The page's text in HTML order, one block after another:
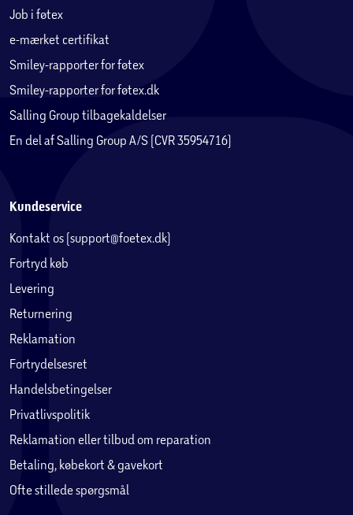
Job i føtex
e-mærket certifikat
Smiley-rapporter for føtex
Smiley-rapporter for føtex.dk
Salling Group tilbagekaldelser
En del af Salling Group A/S (CVR 35954716)
Kundeservice
Kontakt os (support@foetex.dk)
Fortryd køb
Levering
Returnering
Reklamation
Fortrydelsesret
Handelsbetingelser
Privatlivspolitik
Reklamation eller tilbud om reparation
Betaling, købekort & gavekort
Ofte stillede spørgsmål